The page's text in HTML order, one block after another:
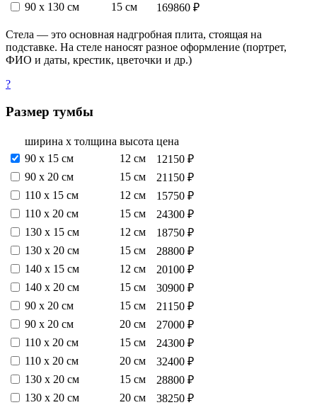
90 х 130 см
15 см 169860 ₽
Стела — это основная надгробная плита, стоящая на
подставке. На стеле наносят разное оформление (портрет,
ФИО и даты, крестик, цветочки и др.)
?
Размер тумбы
ширина х толщина высота цена
90 х 15 см
12 см
12150 ₽
90 х 20 см
15 см
21150 ₽
110 х 15 см
12 см
15750 ₽
110 х 20 см
15 см
24300 ₽
130 х 15 см
12 см
18750 ₽
130 х 20 см
15 см
28800 ₽
140 х 15 см
12 см
20100 ₽
140 х 20 см
15 см
30900 ₽
90 х 20 см
15 см
21150 ₽
90 х 20 см
20 см
27000 ₽
110 х 20 см
15 см
24300 ₽
110 х 20 см
20 см
32400 ₽
130 х 20 см
15 см
28800 ₽
130 х 20 см
20 см
38250 ₽